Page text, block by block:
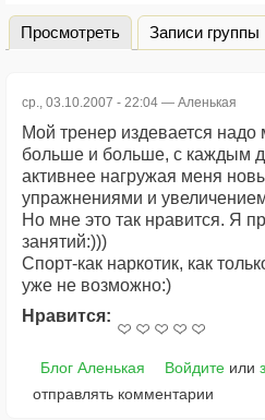
Главные вкладки
Просмотреть (активная вкладка)
Записи группы
ср., 03.10.2007 - 22:04 — Аленькая
Мой тренер издевается надо
больше и больше, с каждым
активнее нагружая меня
упражнениями и
Но мне это так нравится. Я
занятий:)))
Спорт-как наркотик, как
уже не возможно:)
Нравится:
Блог Аленькая Войдитеили
отправлять комментарии